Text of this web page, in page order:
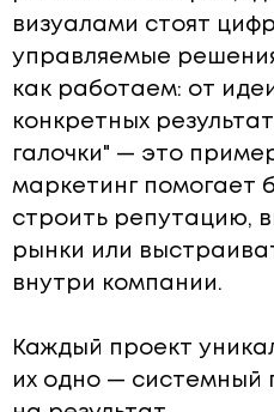
визуалами стоят
управляемые
как работаем: от
конкретных
галочки" — это
маркетинг помогает
строить репутацию,
рынки или
внутри компании.
Каждый проект
их одно — системный